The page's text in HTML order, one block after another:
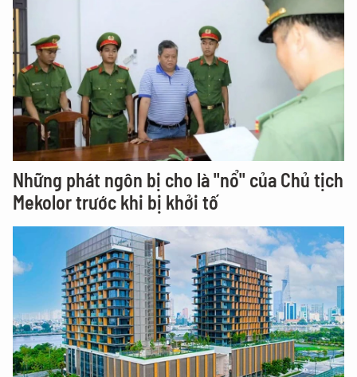
Những phát ngôn bị cho là "nổ" của Chủ tịch
Mekolor trước khi bị khởi tố